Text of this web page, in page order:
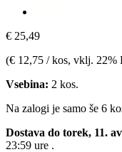
€ 25,49
(€ 12,75 / kos, vklj. 22%
Vsebina: 2 kos.
Na zalogi je samo še 6
Dostava do torek, 11.
23:59 ure .